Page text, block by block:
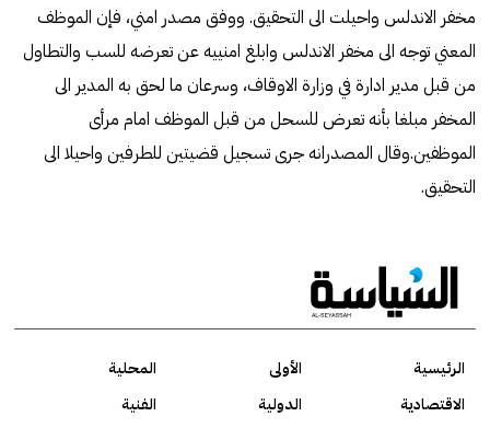
مخفر الاندلس واحيلت الى التحقيق. ووفق مصدر امني، فإن الموظف
المعني توجه الى مخفر الاندلس وابلغ امنييه عن تعرضه للسب والتطاول
من قبل مدير ادارة في وزارة الاوقاف، وسرعان ما لحق به المدير الى
المخفر مبلغا بأنه تعرض للسحل من قبل الموظف امام مرأى
الموظفين.وقال المصدرانه جرى تسجيل قضيتين للطرفين واحيلا الى
التحقيق.
الرئيسية الأولى
المحلية
الاقتصادية
الدولية
الفنية